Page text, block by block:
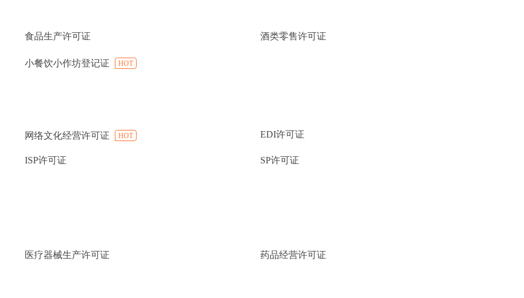
食品生产许可证 酒类零售许可证
小餐饮小作坊登记证 HOT
网络文化经营许可证 HOT EDI许可证
ISP许可证 SP许可证
医疗器械生产许可证 药品经营许可证